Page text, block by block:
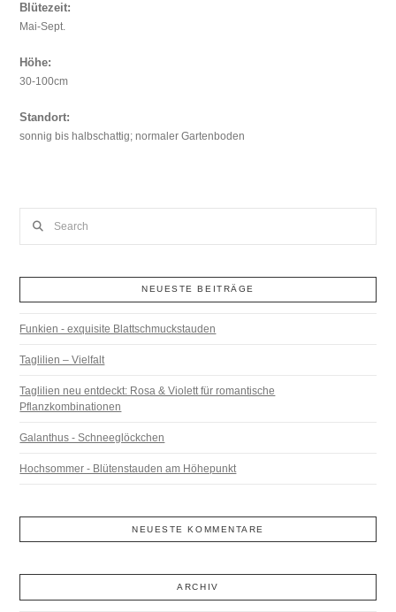
Blütezeit:
Mai-Sept.
Höhe:
30-100cm
Standort:
sonnig bis halbschattig; normaler Gartenboden
NEUESTE BEITRÄGE
Funkien - exquisite Blattschmuckstauden
Taglilien – Vielfalt
Taglilien neu entdeckt: Rosa & Violett für romantische
Pflanzkombinationen
Galanthus - Schneeglöckchen
Hochsommer - Blütenstauden am Höhepunkt
NEUESTE KOMMENTARE
ARCHIV